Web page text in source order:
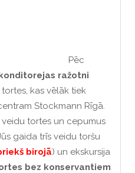
Pēc
ražotni
tortes, kas vēlāk tiek
Stockmann Rīgā.
tortes un cepumus
gaida trīs veidu toršu
birojā) un ekskursija
bez konservantiem